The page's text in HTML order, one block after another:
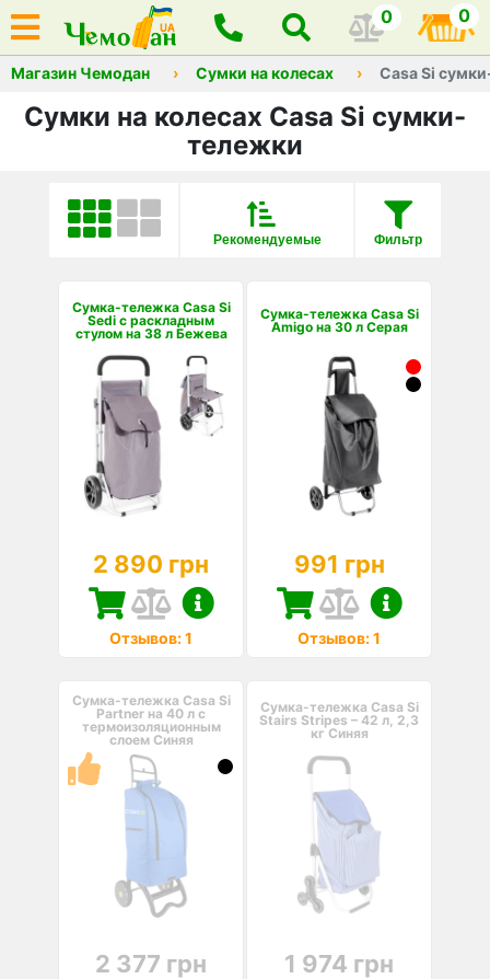
0 0
Магазин Чемодан Сумки на колесах Casa Si
Сумки на колесах Casa Si сумки-
тележки
Фильтр
Рекомендуемые
Сумка-тележка Casa Si
Sedi с раскладным
стулом на 38 л Бежева
2 890 грн
Отзывов: 1
Сумка-тележка Casa Si
Amigo на 30 л Серая
991 грн
Отзывов: 1
Сумка-тележка Casa Si
Partner на 40 л с
термоизоляционным
слоем Синяя
2 377 грн
Сумка-тележка Casa Si
Stairs Stripes – 42 л, 2,3
кг Синяя
1 974 грн